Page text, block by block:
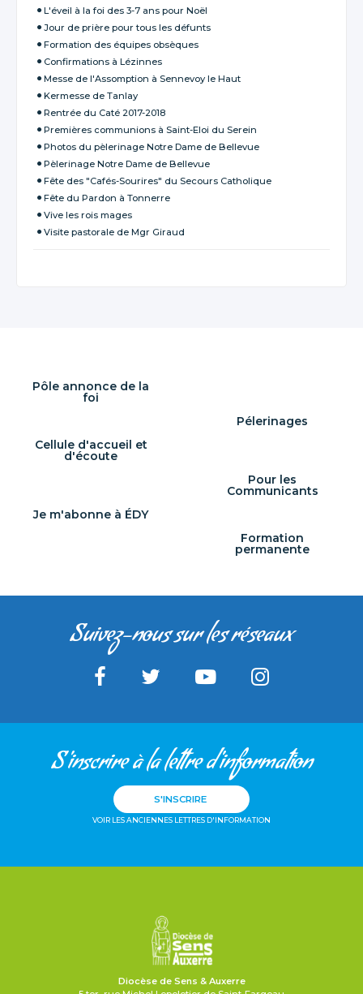
L'éveil à la foi des 3-7 ans pour Noël
Jour de prière pour tous les défunts
Formation des équipes obsèques
Confirmations à Lézinnes
Messe de l'Assomption à Sennevoy le Haut
Kermesse de Tanlay
Rentrée du Caté 2017-2018
Premières communions à Saint-Eloi du Serein
Photos du pèlerinage Notre Dame de Bellevue
Pèlerinage Notre Dame de Bellevue
Fête des "Cafés-Sourires" du Secours Catholique
Fête du Pardon à Tonnerre
Vive les rois mages
Visite pastorale de Mgr Giraud
Pôle annonce de la
foi
Pélerinages
Cellule d'accueil et
d'écoute
Pour les
Communicants
Je m'abonne à ÉDY
Formation
permanente
Suivez-nous sur les réseaux
S'inscrire à la lettre d'information
S'INSCRIRE
VOIR LES ANCIENNES LETTRES D'INFORMATION
Diocèse de Sens & Auxerre